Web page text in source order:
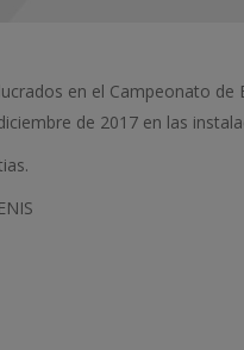
en el Campeonato
de 2017 en las